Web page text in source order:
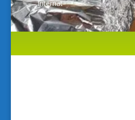
Internat